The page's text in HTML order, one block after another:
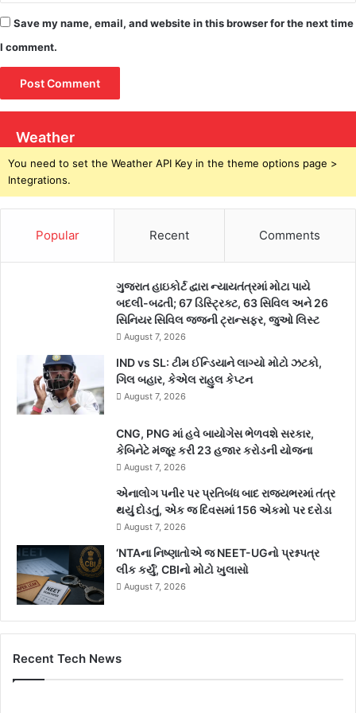
Save my name, email, and website in this browser for the next time
I comment.
Weather
You need to set the Weather API Key in the theme options page >
Integrations.
Popular Recent Comments
ગુજરાત હાઇકોર્ટ દ્વારા ન્યાયતંત્રમાં મોટા પાયે
બદલી-બઢતી; 67 ડિસ્ટ્રિક્ટ, 63 સિવિલ અને 26
સિનિયર સિવિલ જજની ટ્રાન્સફર, જુઓ લિસ્ટ
August 7, 2026
IND vs SL: ટીમ ઈન્ડિયાને લાગ્યો મોટો ઝટકો,
ગિલ બહાર, કેએલ રાહુલ કેપ્ટન
August 7, 2026
CNG, PNG માં હવે બાયોગેસ ભેળવશે સરકાર,
કેબિનેટે મંજૂર કરી 23 હજાર કરોડની યોજના
August 7, 2026
એનાલોગ પનીર પર પ્રતિબંધ બાદ રાજ્યભરમાં તંત્ર
થયું દોડતું, એક જ દિવસમાં 156 એકમો પર દરોડા
August 7, 2026
‘NTAના નિષ્ણાતોએ જ NEET-UGનો પ્રશ્નપત્ર
લીક કર્યું’, CBIનો મોટો ખુલાસો
August 7, 2026
Recent Tech News